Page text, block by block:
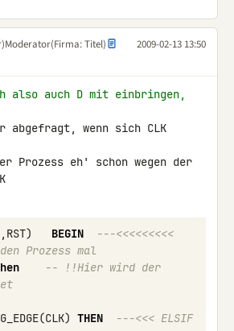
Moderator(Firma: Titel)
2009-02-13 13:50
also auch D mit einbringen,
abgefragt, wenn sich CLK
Prozess eh' schon wegen der
, RST) BEGIN
---<<<<<<<<<
Prozess mal
-- !!Hier wird der
(CLK) THEN
---<<< ELSIF